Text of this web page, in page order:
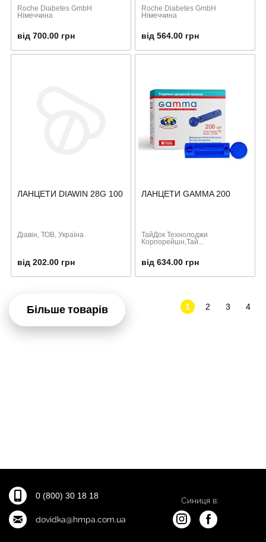
Roche Diabetes GmbH
Німеччина
від 700.00 грн
Roche Diabetes GmbH
Німеччина
від 564.00 грн
ЛАНЦЕТИ DIAWIN 28G 100
Діавін, ТОВ, Україна
від 202.00 грн
ЛАНЦЕТИ GAMMA 200
ТайДок Технолоджи
Корпорейшн,Тай...
від 634.00 грн
Більше товарів 1 2 3 4
0 (800) 30 18 18
dovidka@hmpa.com.ua
Синиця в: